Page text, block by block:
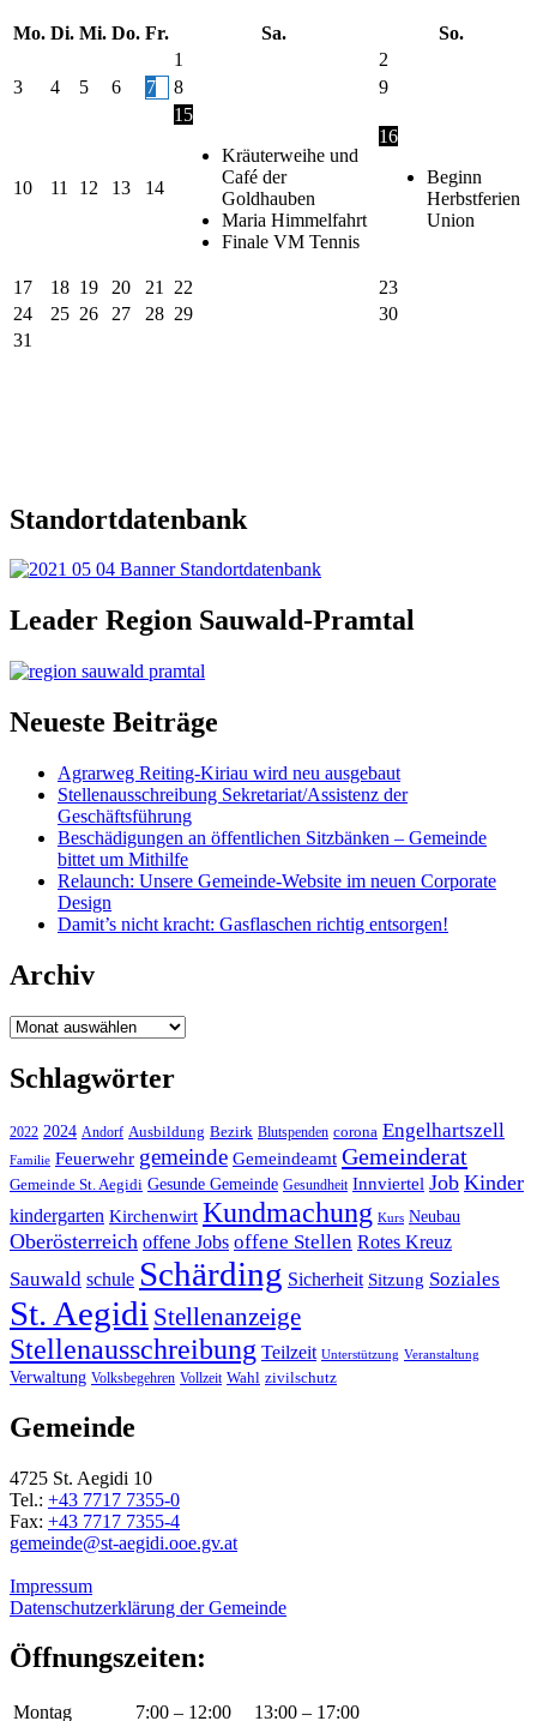
Mo. Di. Mi. Do. Fr. Sa.
So.
1
2
3
4 5 6 7 8 9
10 11 12 13 14
15
Kräuterweihe und
Café der
Goldhauben
Maria Himmelfahrt
Finale VM Tennis
16
Beginn
Herbstferien
Union
17 18 19 20 21 22
23
24
25 26 27 28 29
30
31
Standortdatenbank
Leader Region Sauwald-Pramtal
Neueste Beiträge
Agrarweg Reiting-Kiriau wird neu ausgebaut
Stellenausschreibung Sekretariat/Assistenz der
Geschäftsführung
Beschädigungen an öffentlichen Sitzbänken – Gemeinde
bittet um Mithilfe
Relaunch: Unsere Gemeinde-Website im neuen Corporate
Design
Damit’s nicht kracht: Gasflaschen richtig entsorgen!
Archiv
Archiv
Schlagwörter
2022 2024 Andorf Ausbildung Bezirk Blutspenden corona Engelhartszell
Familie Feuerwehr gemeinde Gemeindeamt Gemeinderat
Gemeinde St. Aegidi Gesunde Gemeinde Gesundheit Innviertel Job Kinder
kindergarten Kirchenwirt Kundmachung Kurs Neubau
Oberösterreich offene Jobs offene Stellen Rotes Kreuz
Sauwald schule Schärding Sicherheit Sitzung Soziales
St. Aegidi Stellenanzeige
Stellenausschreibung Teilzeit Unterstützung Veranstaltung
Verwaltung Volksbegehren Vollzeit Wahl zivilschutz
Gemeinde
4725 St. Aegidi 10
Tel.: +43 7717 7355-0
Fax: +43 7717 7355-4
gemeinde@st-aegidi.ooe.gv.at
Impressum
Datenschutzerklärung der Gemeinde
Öffnungszeiten:
Montag 7:00 – 12:00 13:00 – 17:00